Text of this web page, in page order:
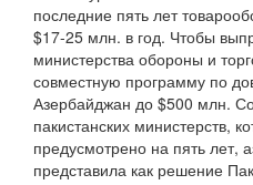
последние пять лет
$17-25 млн. в год. Чтобы
министерства обороны и
совместную программу по
Азербайджан до $500 млн.
пакистанских министерств,
предусмотрено на пять лет,
представила как решение